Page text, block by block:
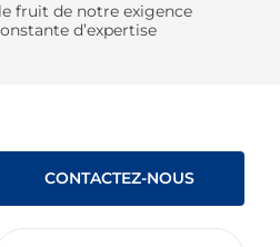
le fruit de notre exigence
d’expertise
CONTACTEZ-NOUS